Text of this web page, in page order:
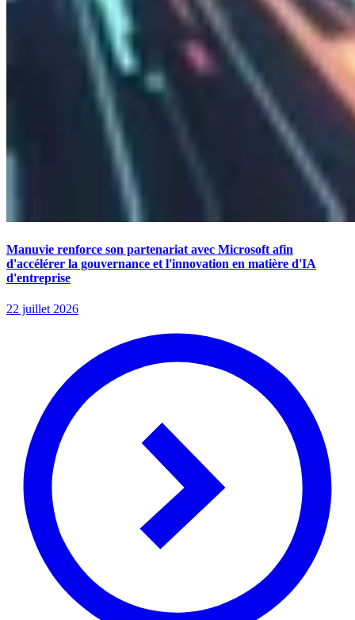
Manuvie renforce son partenariat avec Microsoft afin
d'accélérer la gouvernance et l'innovation en matière d'IA
d'entreprise
22 juillet 2026